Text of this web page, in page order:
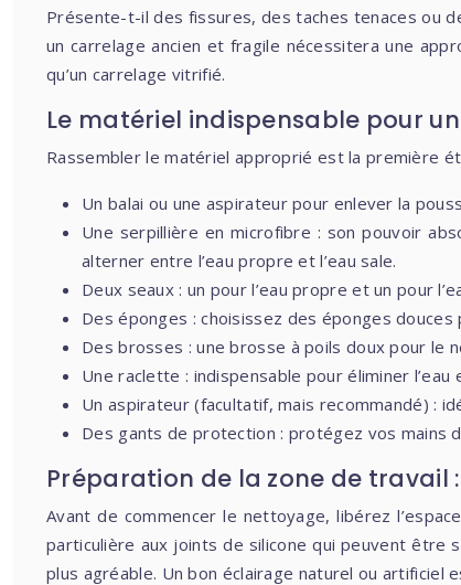
Présente-t-il des fissures, des taches tenaces ou
un carrelage ancien et fragile nécessitera une
qu’un carrelage vitrifié.
Le matériel indispensable pour
Rassembler le matériel approprié est la première
Un balai ou une aspirateur pour enlever la
Une serpillière en microfibre : son pouvoir
alterner entre l’eau propre et l’eau sale.
Deux seaux : un pour l’eau propre et un pour
Des éponges : choisissez des éponges
Des brosses : une brosse à poils doux pour
Une raclette : indispensable pour éliminer
Un aspirateur (facultatif, mais recommandé) :
Des gants de protection : protégez vos mains
Préparation de la zone de travail
Avant de commencer le nettoyage, libérez
particulière aux joints de silicone qui peuvent être
plus agréable. Un bon éclairage naturel ou